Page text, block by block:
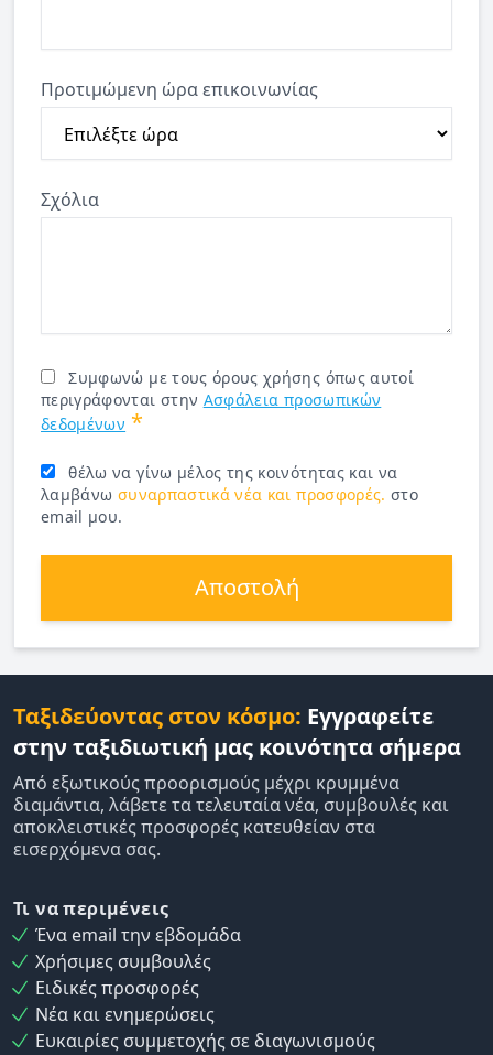
Προτιμώμενη ώρα επικοινωνίας
Σχόλια
Συμφωνώ με τους όρους χρήσης όπως αυτοί
περιγράφονται στην Ασφάλεια προσωπικών
δεδομένων *
θέλω να γίνω μέλος της κοινότητας και να
λαμβάνω συναρπαστικά νέα και προσφορές. στο
email μου.
Αποστολή
Ταξιδεύοντας στον κόσμο: Εγγραφείτε
στην ταξιδιωτική μας κοινότητα σήμερα
Από εξωτικούς προορισμούς μέχρι κρυμμένα
διαμάντια, λάβετε τα τελευταία νέα, συμβουλές και
αποκλειστικές προσφορές κατευθείαν στα
εισερχόμενα σας.
Τι να περιμένεις
Ένα email την εβδομάδα
Χρήσιμες συμβουλές
Ειδικές προσφορές
Νέα και ενημερώσεις
Ευκαιρίες συμμετοχής σε διαγωνισμούς